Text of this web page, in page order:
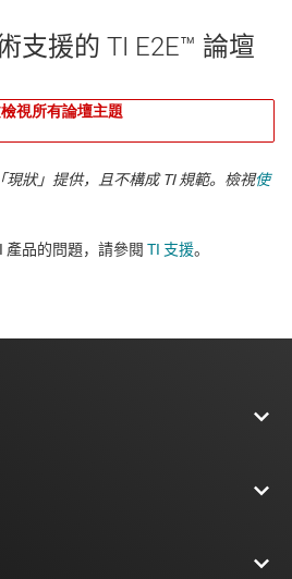
支援的 TI E2E™ 論壇
視所有論壇主題
狀」提供，且不構成 TI 規範。檢視使
產品的問題，請參閱 TI 支援。​​​​​​​​​​​​​​